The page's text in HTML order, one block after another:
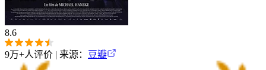
8.6
9万+人评价 | 来源： 豆瓣